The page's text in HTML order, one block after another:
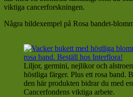
viktiga cancerforskningen.
Några bildexempel på Rosa bandet-
Liljor, germini, nejlikor och
höstliga färger. Plus ett rosa band.
den här produkten bidrar du med
Cancerfondens viktiga arbete.